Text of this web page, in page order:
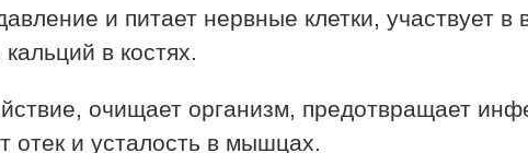
и питает нервные клетки, участвует
в костях.
очищает организм, предотвращает
отек и усталость в мышцах.